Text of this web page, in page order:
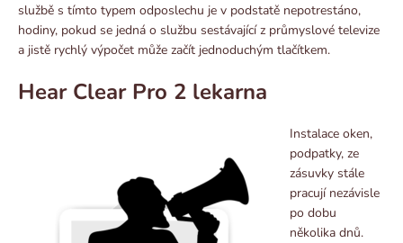
službě s tímto typem odposlechu je v podstatě nepotrestáno,
hodiny, pokud se jedná o službu sestávající z průmyslové televize
a jistě rychlý výpočet může začít jednoduchým tlačítkem.
Hear Clear Pro 2 lekarna
Instalace oken,
podpatky, ze
zásuvky stále
pracují nezávisle
po dobu
několika dnů.